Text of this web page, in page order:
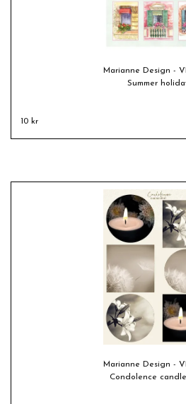
Marianne Design -
Summer
10 kr
Marianne Design -
Condolence